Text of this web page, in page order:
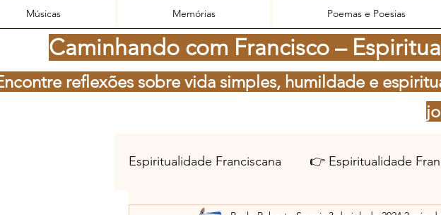
Músicas Memórias Poemas e Poesias
Caminhando com Francisco –
reflexões sobre vida simples, humildade e
Espiritualidade Franciscana 👉 Espiritualidade